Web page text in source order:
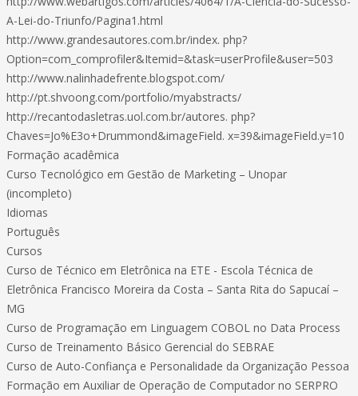
A-Lei-do-Triunfo/Pagina1.html
http://www.grandesautores.com.br/index. php?
Option=com_comprofiler&Itemid=&task=userProfile&user=503
http://www.nalinhadefrente.blogspot.com/
http://pt.shvoong.com/portfolio/myabstracts/
http://recantodasletras.uol.com.br/autores. php?
Chaves=Jo%E3o+Drummond&imageField. x=39&imageField.y=10
Formação acadêmica
Curso Tecnológico em Gestão de Marketing – Unopar
(incompleto)
Idiomas
Português
Cursos
Curso de Técnico em Eletrônica na ETE - Escola Técnica de
Eletrônica Francisco Moreira da Costa – Santa Rita do Sapucaí –
MG
Curso de Programação em Linguagem COBOL no Data Process
Curso de Treinamento Básico Gerencial do SEBRAE
Curso de Auto-Confiança e Personalidade da Organização Pessoa
Formação em Auxiliar de Operação de Computador no SERPRO